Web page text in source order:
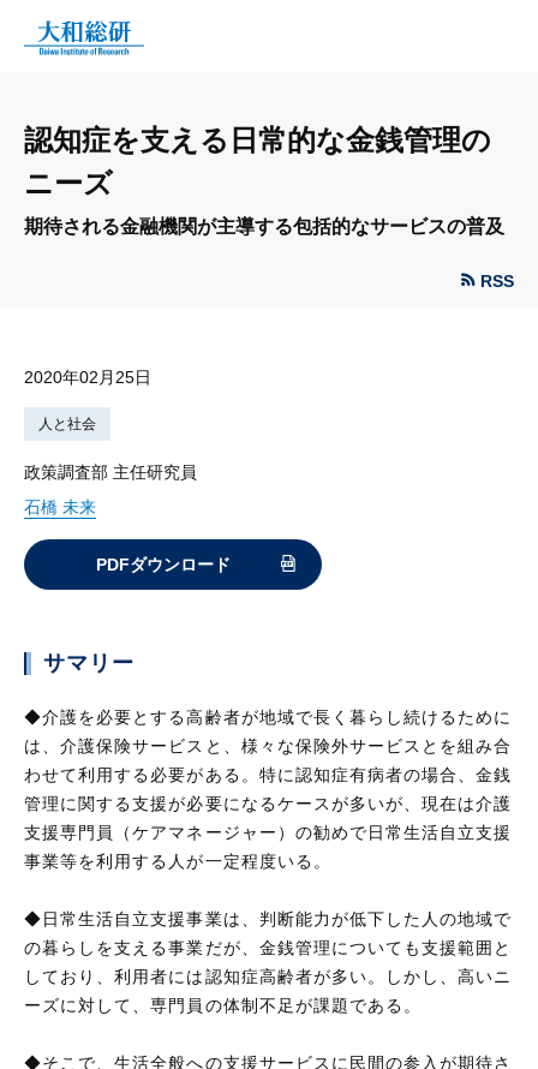
認知症を支える日常的な金銭管理の
ニーズ
期待される金融機関が主導する包括的なサービスの普及
RSS
2020年02月25日
人と社会
政策調査部 主任研究員
石橋 未来
PDFダウンロード
サマリー
◆介護を必要とする高齢者が地域で長く暮らし続けるために
は、介護保険サービスと、様々な保険外サービスとを組み合
わせて利用する必要がある。特に認知症有病者の場合、金銭
管理に関する支援が必要になるケースが多いが、現在は介護
支援専門員（ケアマネージャー）の勧めで日常生活自立支援
事業等を利用する人が一定程度いる。
◆日常生活自立支援事業は、判断能力が低下した人の地域で
の暮らしを支える事業だが、金銭管理についても支援範囲と
しており、利用者には認知症高齢者が多い。しかし、高いニ
ーズに対して、専門員の体制不足が課題である。
◆そこで、生活全般への支援サービスに民間の参入が期待さ